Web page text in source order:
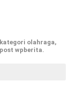
olahraga,
wpberita.